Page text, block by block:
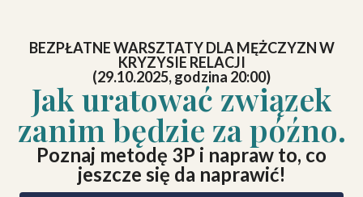
BEZPŁATNE WARSZTATY DLA MĘŻCZYZN W
KRYZYSIE RELACJI
(29.10.2025, godzina 20:00)
Jak uratować związek
zanim będzie za późno.
Poznaj metodę 3P i napraw to, co
jeszcze się da naprawić!